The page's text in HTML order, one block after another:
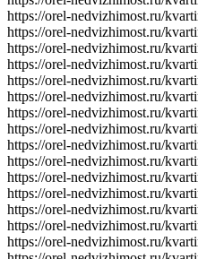
https://orel-nedvizhimost.ru/
https://orel-nedvizhimost.ru/
https://orel-nedvizhimost.ru/
https://orel-nedvizhimost.ru/
https://orel-nedvizhimost.ru/
https://orel-nedvizhimost.ru/
https://orel-nedvizhimost.ru/
https://orel-nedvizhimost.ru/
https://orel-nedvizhimost.ru/
https://orel-nedvizhimost.ru/
https://orel-nedvizhimost.ru/
https://orel-nedvizhimost.ru/
https://orel-nedvizhimost.ru/
https://orel-nedvizhimost.ru/
https://orel-nedvizhimost.ru/